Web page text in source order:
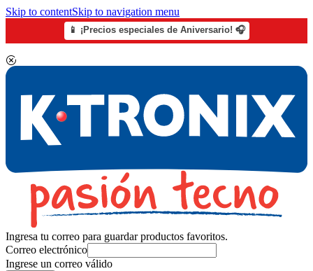
Skip to contentSkip to navigation menu
📱 ¡Precios especiales de Aniversario! 🎧
Ingresa tu correo para guardar productos favoritos.
Correo electrónico
Ingrese un correo válido